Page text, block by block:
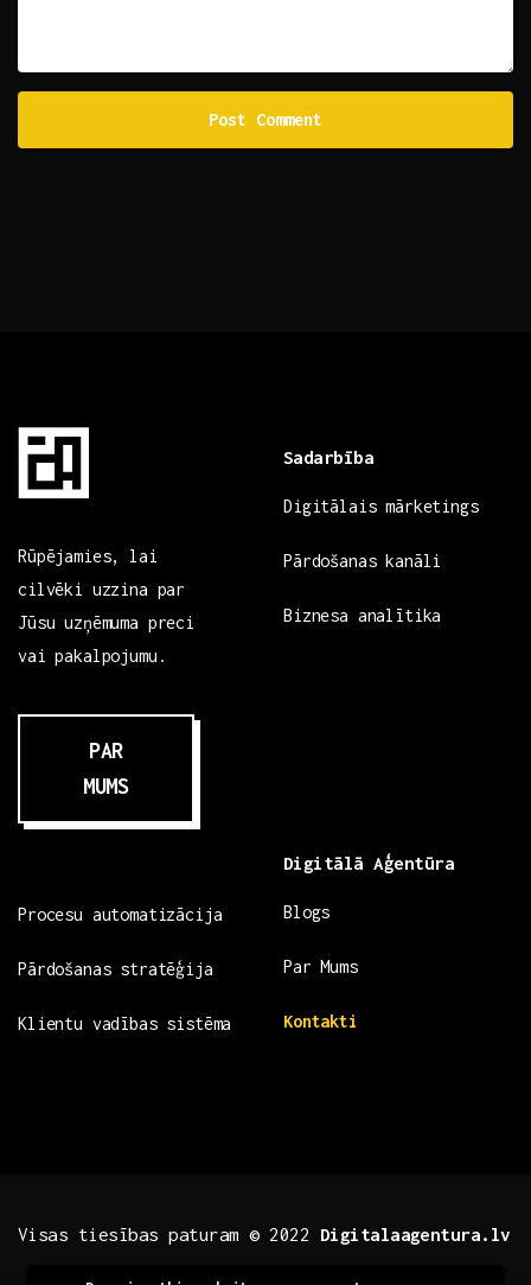
Rūpējamies, lai
cilvēki uzzina par
Jūsu uzņēmuma preci
vai pakalpojumu.
PAR
MUMS
Sadarbība
Digitālais mārketings
Pārdošanas kanāli
Biznesa analītika
Procesu automatizācija
Pārdošanas stratēģija
Klientu vadības sistēma
Digitālā Aģentūra
Blogs
Par Mums
Kontakti
Visas tiesības paturam © 2022 Digitalaagentura.lv